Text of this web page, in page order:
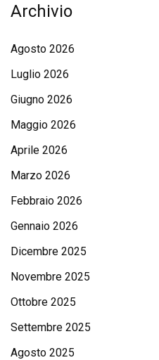
Archivio
Agosto 2026
Luglio 2026
Giugno 2026
Maggio 2026
Aprile 2026
Marzo 2026
Febbraio 2026
Gennaio 2026
Dicembre 2025
Novembre 2025
Ottobre 2025
Settembre 2025
Agosto 2025